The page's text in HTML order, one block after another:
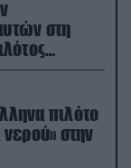
στη
πιλότο
στην